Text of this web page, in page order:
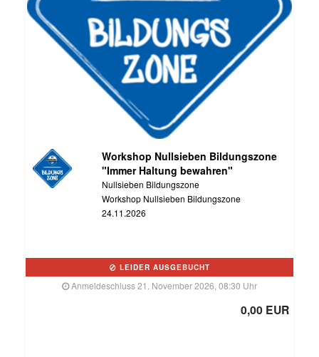
Workshop Nullsieben Bildungszone
"Immer Haltung bewahren"
Nullsieben Bildungszone
Workshop Nullsieben Bildungszone
24.11.2026
LEIDER AUSGEBUCHT
Anmeldeschluss 21. November 2026, 08:30 Uhr
0,00 EUR